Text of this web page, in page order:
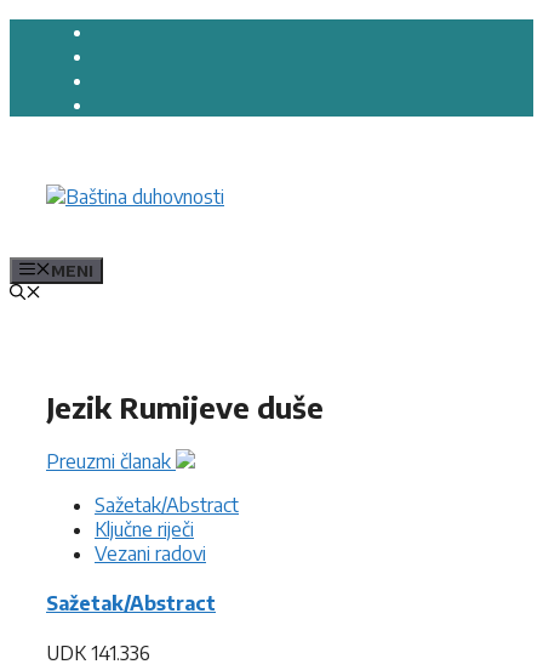
Preskoči
MENI
Jezik Rumijeve duše
Preuzmi članak
Sažetak/Abstract
Ključne riječi
Vezani radovi
Sažetak/Abstract
UDK 141.336